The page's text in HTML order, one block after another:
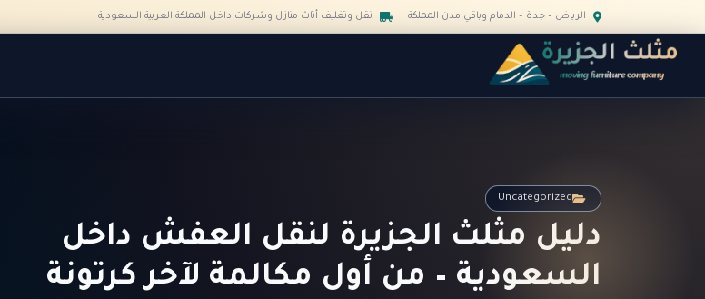
to
content
الرياض – جدة – الدمام وباقي مدن المملكة نقل وتغليف أثاث منازل وشركات داخل المملكة العربية السعودية
Uncategorized
دليل مثلث الجزيرة لنقل العفش داخل
السعودية – من أول مكالمة لآخر كرتونة